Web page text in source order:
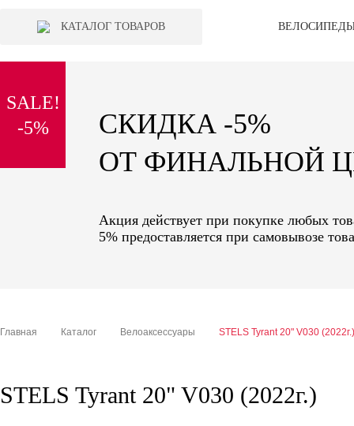
special price
sale
надо брать
sale
КАТАЛОГ ТОВАРОВ
SALE!
-5%
СКИДКА -5%
ОТ ФИНАЛЬНОЙ
Акция действует при покупке любых
5% предоставляется при самовывозе
Главная Каталог Велоаксессуары STELS Tyrant 20" V030 (2022г.)
STELS Tyrant 20" V030 (2022г.)